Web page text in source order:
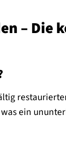
– Die
ein